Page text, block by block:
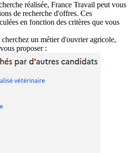
réalisée, France Travail peut vous
de recherche d'offres. Ces
en fonction des critères que vous
un métier d'ouvrier agricole,
proposer :